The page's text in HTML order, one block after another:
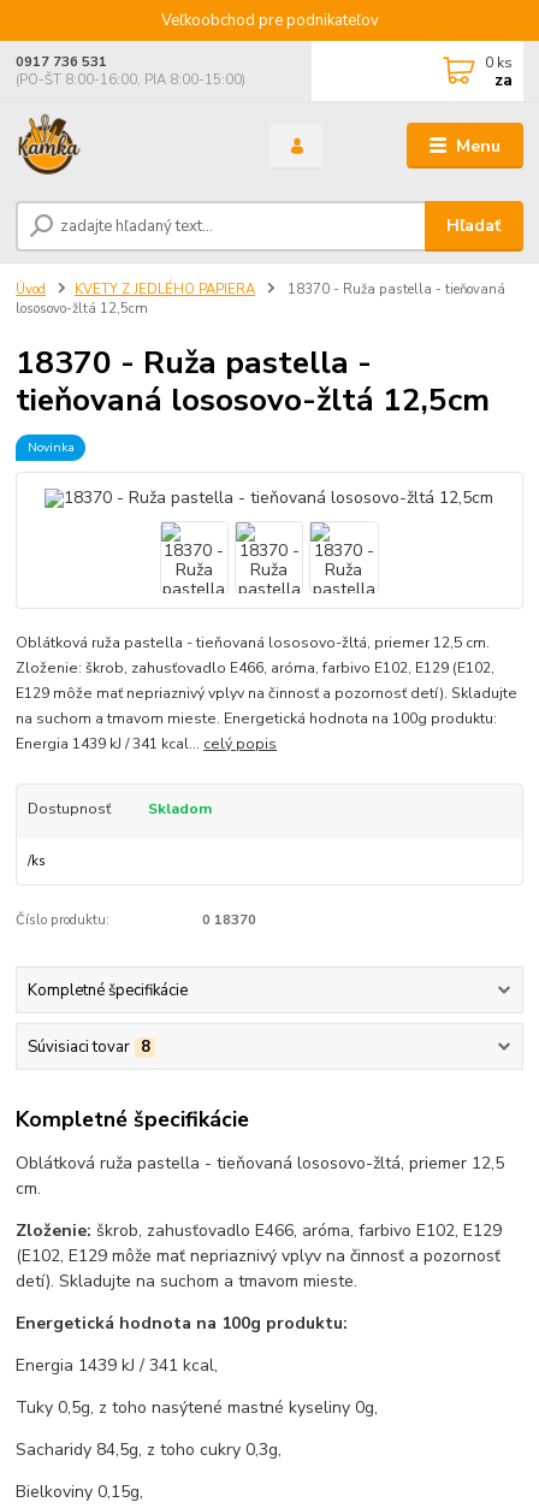
Veľkoobchod pre podnikateľov
Menu
Hľadať
0917 736 531
(PO-ŠT 8:00-16:00, PIA 8:00-15:00)
0 ks
za
Úvod KVETY Z JEDLÉHO PAPIERA
18370 - Ruža pastella - tieňovaná
lososovo-žltá 12,5cm
18370 - Ruža pastella -
tieňovaná lososovo-žltá 12,5cm
Novinka
Oblátková ruža pastella - tieňovaná lososovo-žltá, priemer 12,5 cm.
Zloženie: škrob, zahusťovadlo E466, aróma, farbivo E102, E129 (E102,
E129 môže mať nepriaznivý vplyv na činnosť a pozornosť detí). Skladujte
na suchom a tmavom mieste. Energetická hodnota na 100g produktu:
Energia 1439 kJ / 341 kcal... celý popis
Dostupnosť Skladom
/ks
Číslo produktu: 0 18370
Kompletné špecifikácie
Súvisiaci tovar 8
Kompletné špecifikácie
Oblátková ruža pastella - tieňovaná lososovo-žltá, priemer 12,5
cm.
Zloženie: škrob, zahusťovadlo E466, aróma, farbivo E102, E129
(E102, E129 môže mať nepriaznivý vplyv na činnosť a pozornosť
detí). Skladujte na suchom a tmavom mieste.
Energetická hodnota na 100g produktu:
Energia 1439 kJ / 341 kcal,
Tuky 0,5g, z toho nasýtené mastné kyseliny 0g,
Sacharidy 84,5g, z toho cukry 0,3g,
Bielkoviny 0,15g,